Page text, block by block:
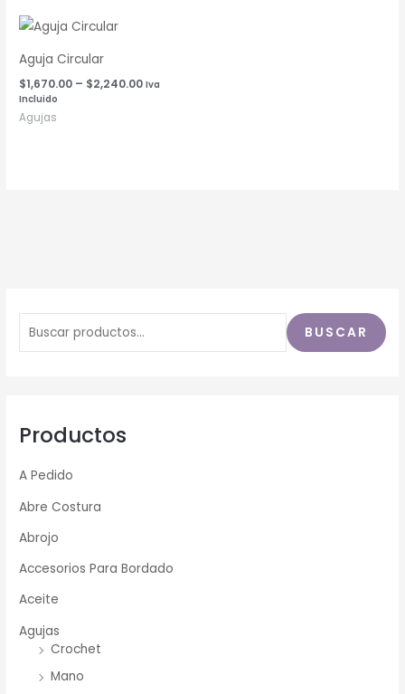
BUSCAR
Productos
A Pedido
Abre Costura
Abrojo
Accesorios Para Bordado
Aceite
Agujas
Crochet
Mano
Aguja Circular
$1,670.00 – $2,240.00$1,670.00
Iva
Incluido
Agujas